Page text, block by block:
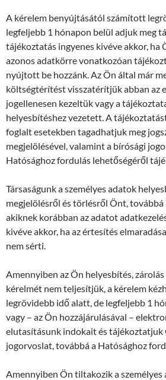
A kérelem benyújtásától számított
legfeljebb 1 hónapon belül adjuk meg
tájékoztatás ingyenes kivéve akkor, ha
azonos adatkörre vonatkozóan
nyújtott be hozzánk. Az Ön által már
költségtérítést visszatérítjük abban az
jogellenesen kezeltük vagy a
helyesbítéshez vezetett. A
foglalt esetekben tagadhatjuk meg
megjelölésével, valamint a bírósági
Hatósághoz fordulás lehetőségéről
Társaságunk a személyes adatok
megjelölésről és törlésről Önt,
akiknek korábban az adatot
kivéve akkor, ha az értesítés
nem sérti.
Amennyiben az Ön helyesbítés,
kérelmét nem teljesítjük, a kérelem
legrövidebb idő alatt, de legfeljebb 1
vagy – az Ön hozzájárulásával –
elutasításunk indokait és tájékoztatjuk
jogorvoslat, továbbá a Hatósághoz
Amennyiben Ön tiltakozik a személyes